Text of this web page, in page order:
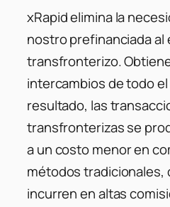
xRapid elimina la
nostro prefinanciada al
transfronterizo.
intercambios de todo
resultado, las
transfronterizas se
a un costo menor en
métodos tradicionales,
incurren en altas